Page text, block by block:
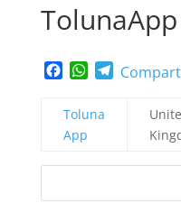
Facebook
WhatsApp
Telegram
Toluna
App